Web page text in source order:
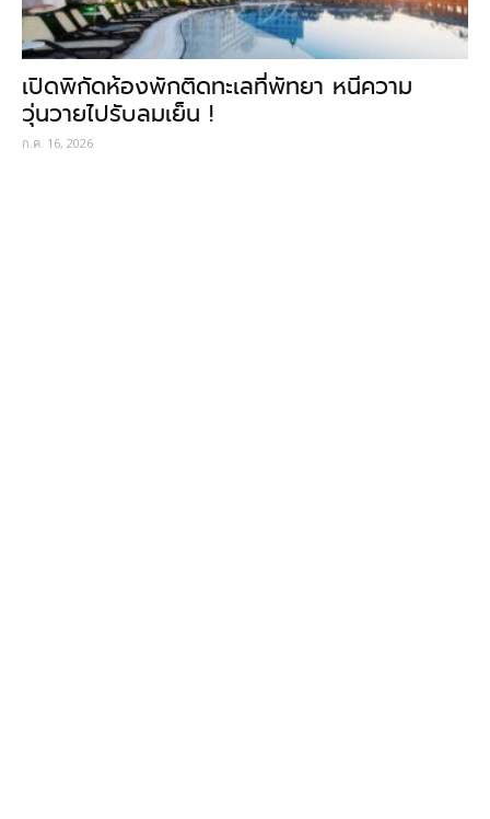
เปิดพิกัดห้องพักติดทะเลที่พัทยา หนีความ
วุ่นวายไปรับลมเย็น !
ก.ค. 16, 2026